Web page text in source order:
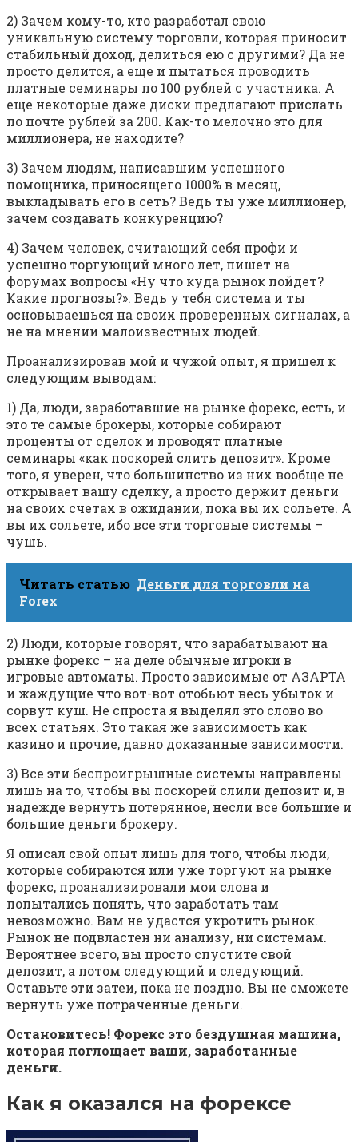
2) Зачем кому-то, кто разработал свою
уникальную систему торговли, которая приносит
стабильный доход, делиться ею с другими? Да не
просто делится, а еще и пытаться проводить
платные семинары по 100 рублей с участника. А
еще некоторые даже диски предлагают прислать
по почте рублей за 200. Как-то мелочно это для
миллионера, не находите?
3) Зачем людям, написавшим успешного
помощника, приносящего 1000% в месяц,
выкладывать его в сеть? Ведь ты уже миллионер,
зачем создавать конкуренцию?
4) Зачем человек, считающий себя профи и
успешно торгующий много лет, пишет на
форумах вопросы «Ну что куда рынок пойдет?
Какие прогнозы?». Ведь у тебя система и ты
основываешься на своих проверенных сигналах, а
не на мнении малоизвестных людей.
Проанализировав мой и чужой опыт, я пришел к
следующим выводам:
1) Да, люди, заработавшие на рынке форекс, есть, и
это те самые брокеры, которые собирают
проценты от сделок и проводят платные
семинары «как поскорей слить депозит». Кроме
того, я уверен, что большинство из них вообще не
открывает вашу сделку, а просто держит деньги
на своих счетах в ожидании, пока вы их сольете. А
вы их сольете, ибо все эти торговые системы –
чушь.
Читать статью Деньги для торговли на
Forex
2) Люди, которые говорят, что зарабатывают на
рынке форекс – на деле обычные игроки в
игровые автоматы. Просто зависимые от АЗАРТА
и жаждущие что вот-вот отобьют весь убыток и
сорвут куш. Не спроста я выделял это слово во
всех статьях. Это такая же зависимость как
казино и прочие, давно доказанные зависимости.
3) Все эти беспроигрышные системы направлены
лишь на то, чтобы вы поскорей слили депозит и, в
надежде вернуть потерянное, несли все большие и
большие деньги брокеру.
Я описал свой опыт лишь для того, чтобы люди,
которые собираются или уже торгуют на рынке
форекс, проанализировали мои слова и
попытались понять, что заработать там
невозможно. Вам не удастся укротить рынок.
Рынок не подвластен ни анализу, ни системам.
Вероятнее всего, вы просто спустите свой
депозит, а потом следующий и следующий.
Оставьте эти затеи, пока не поздно. Вы не сможете
вернуть уже потраченные деньги.
Остановитесь! Форекс это бездушная машина,
которая поглощает ваши, заработанные
деньги.
Как я оказался на форексе